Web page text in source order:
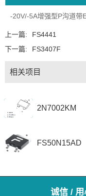
-20V/-5A增强型P沟道带
上一篇:
FS4441
下一篇:
FS3407F
相关项目
2N7002KM
FS50N15AD
诚信 /